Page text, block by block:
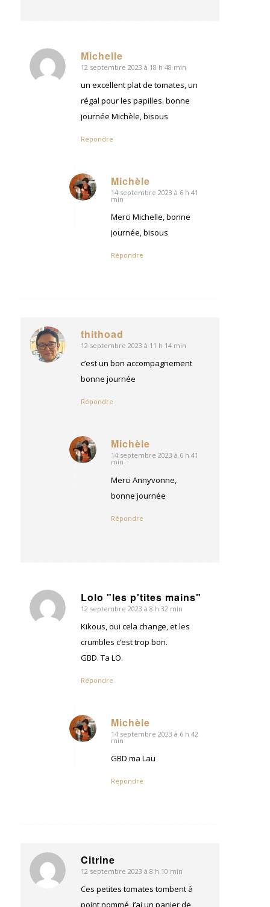
Michelle
dit
12 septembre 2023 à 18 h 48 min
un excellent plat de tomates, un
régal pour les papilles. bonne
journée Michèle, bisous
Répondre
Michèle
dit
14 septembre 2023 à 6 h 41
min
Merci Michelle, bonne
journée, bisous
Répondre
thithoad
dit
:
12 septembre 2023 à 11 h 14 min
c’est un bon accompagnement
bonne journée
Répondre
Michèle
dit
14 septembre 2023 à 6 h 41
min
Merci Annyvonne,
bonne journée
Répondre
Lolo "les p'tites mains"
dit
:
12 septembre 2023 à 8 h 32 min
Kikous, oui cela change, et les
crumbles c’est trop bon.
GBD. Ta LO.
Répondre
Michèle
dit
14 septembre 2023 à 6 h 42
min
GBD ma Lau
Répondre
Citrine
dit
:
12 septembre 2023 à 8 h 10 min
Ces petites tomates tombent à
point nommé, j’ai un panier de